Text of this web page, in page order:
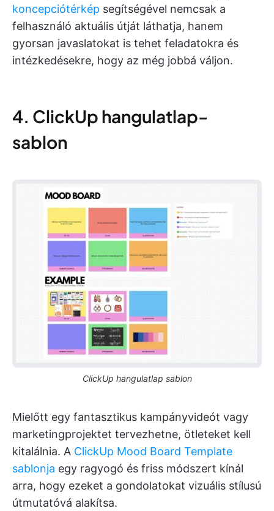
koncepciótérkép segítségével nemcsak a
felhasználó aktuális útját láthatja, hanem
gyorsan javaslatokat is tehet feladatokra és
intézkedésekre, hogy az még jobbá váljon.
4. ClickUp hangulatlap-
sablon
ClickUp hangulatlap sablon
Mielőtt egy fantasztikus kampányvideót vagy
marketingprojektet tervezhetne, ötleteket kell
kitalálnia. A ClickUp Mood Board Template
sablonja egy ragyogó és friss módszert kínál
arra, hogy ezeket a gondolatokat vizuális stílusú
útmutatóvá alakítsa.